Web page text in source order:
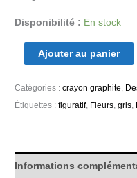
Disponibilité : En stock
Ajouter au panier
Catégories :crayon graphite,
Étiquettes :figuratif, Fleurs,gris,
Informations